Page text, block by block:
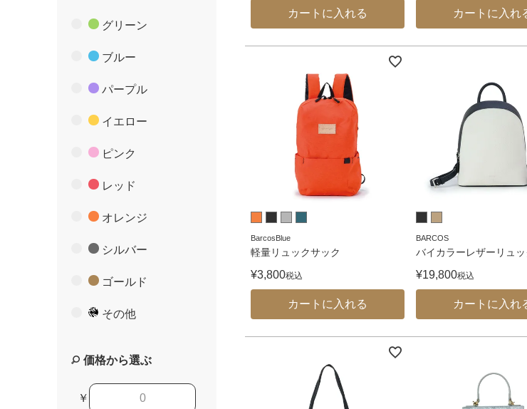
グリーン
ブルー
パープル
イエロー
ピンク
レッド
オレンジ
シルバー
ゴールド
その他
価格から選ぶ
￥
カートに入れる カートに入れ
BarcosBlue
軽量リュックサック
¥3,800税込
カートに入れる
BARCOS
バイカラーレザーリュッ
¥19,800税込
カートに入れ